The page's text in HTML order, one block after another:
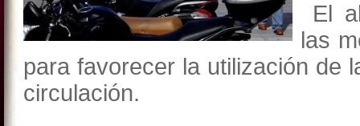
El
las
para favorecer la utilización de
circulación.